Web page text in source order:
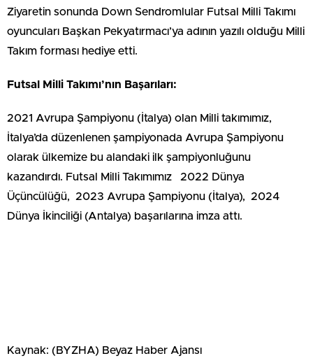
Ziyaretin sonunda Down Sendromlular Futsal Milli Takımı
oyuncuları Başkan Pekyatırmacı’ya adının yazılı olduğu Milli
Takım forması hediye etti.
Futsal Milli Takımı’nın Başarıları:
2021 Avrupa Şampiyonu (İtalya) olan Milli takımımız,
İtalya’da düzenlenen şampiyonada Avrupa Şampiyonu
olarak ülkemize bu alandaki ilk şampiyonluğunu
kazandırdı. Futsal Milli Takımımız
2022 Dünya
Üçüncülüğü, 2023 Avrupa Şampiyonu (İtalya), 2024
Dünya İkinciliği (Antalya) başarılarına imza attı.
Kaynak: (BYZHA) Beyaz Haber Ajansı